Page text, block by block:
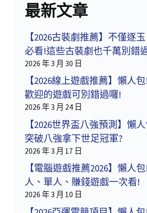
最新文章
【2026古裝劇推薦】不僅逐
必看!這些古裝劇也千萬別錯
2026 年 3 月 30 日
【2026線上遊戲推薦】懶人
歡迎的遊戲可別錯過囉!
2026 年 3 月 24 日
【2026世界盃八強預測】懶
突破八強拿下世足冠軍?
2026 年 3 月 17 日
【電腦遊戲推薦2026】懶人
人、單人、賺錢遊戲一次看!
2026 年 3 月 10 日